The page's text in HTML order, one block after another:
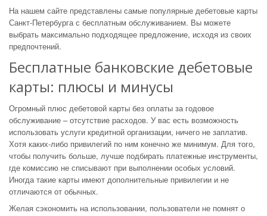
На нашем сайте представлены самые популярные дебетовые карты
Санкт-Петербурга с бесплатным обслуживанием. Вы можете
выбрать максимально подходящее предложение, исходя из своих
предпочтений.
Бесплатные банковские дебетовые
карты: плюсы и минусы
Огромный плюс дебетовой карты без оплаты за годовое
обслуживание – отсутствие расходов. У вас есть возможность
использовать услуги кредитной организации, ничего не заплатив.
Хотя каких-либо привилегий по ним конечно же минимум. Для того,
чтобы получить больше, лучше подбирать платежные инструменты,
где комиссию не списывают при выполнении особых условий.
Иногда такие карты имеют дополнительные привилегии и не
отличаются от обычных.
Желая сэкономить на использовании, пользователи не помнят о